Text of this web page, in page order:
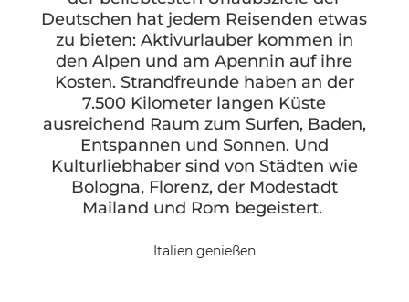
Deutschen hat jedem Reisenden etwas
zu bieten: Aktivurlauber kommen in
den Alpen und am Apennin auf ihre
Kosten. Strandfreunde haben an der
7.500 Kilometer langen Küste
ausreichend Raum zum Surfen, Baden,
Entspannen und Sonnen. Und
Kulturliebhaber sind von Städten wie
Bologna, Florenz, der Modestadt
Mailand und Rom begeistert.
Italien genießen